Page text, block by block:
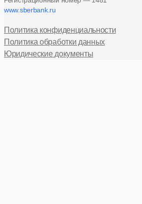
www.sberbank.ru
Политика конфиденциальности
Политика обработки данных
Юридические документы